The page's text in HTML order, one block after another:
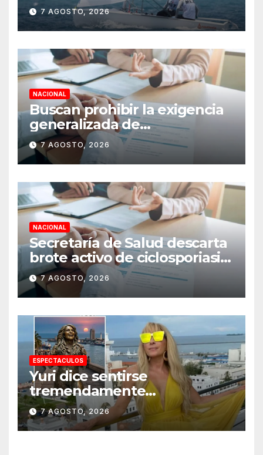
7 AGOSTO, 2026
NACIONAL
Buscan prohibir la exigencia
generalizada de
antecedentes penales para
obtener empleo en México
7 AGOSTO, 2026
NACIONAL
Secretaría de Salud descarta
brote activo de ciclosporiasis
en México y pide tranquilidad
a la población
7 AGOSTO, 2026
ESPECTACULOS
Yuri dice sentirse
tremendamente
emocionada sobre su estatua
que le harán en Veracruz
7 AGOSTO, 2026